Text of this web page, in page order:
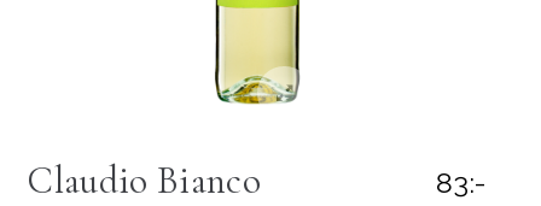
Claudio Bianco 83:-